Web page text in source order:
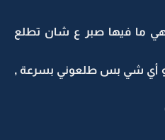
ما فيها صبر ع شان تطلع
أي شي بس طلعوني بسرعة ,